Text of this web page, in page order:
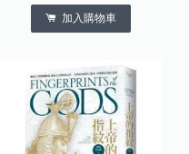
加入購物車